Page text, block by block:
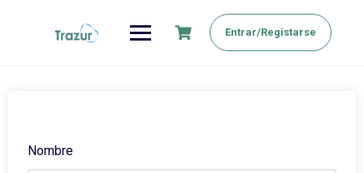
Entrar/Registarse
Nombre